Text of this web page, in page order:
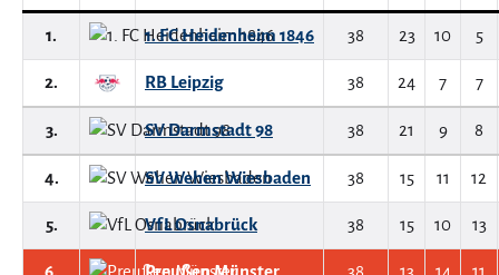
1. 1. FC Heidenheim 1846 38 23 10 5
2. RB Leipzig 38 24 7 7
3. SV Darmstadt 98 38 21 9 8
4. SV Wehen Wiesbaden 38 15 11 12
5. VfL Osnabrück 38 15 10 13